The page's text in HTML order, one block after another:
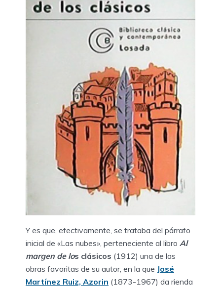
Y es que, efectivamente, se trataba del párrafo
inicial de «Las nubes», perteneciente al libro Al
margen de los clásicos (1912) una de las
obras favoritas de su autor, en la que José
Martínez Ruiz, Azorin (1873-1967) da rienda